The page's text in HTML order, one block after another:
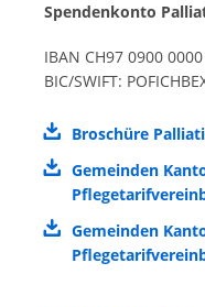
Spendenkonto
IBAN CH97 0900
BIC/SWIFT:
Broschüre
Gemeinden
Gemeinden